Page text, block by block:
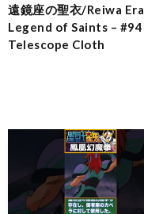
遠鏡座の聖衣/Reiwa Era
Legend of Saints – #94
Telescope Cloth